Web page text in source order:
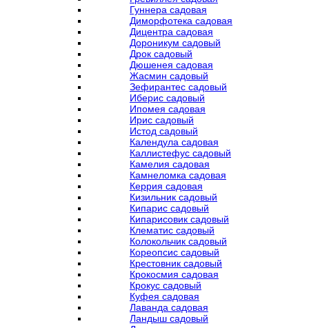
Гуннера садовая
Диморфотека садовая
Дицентра садовая
Дороникум садовый
Дрок садовый
Дюшенея садовая
Жасмин садовый
Зефирантес садовый
Иберис садовый
Ипомея садовая
Ирис садовый
Истод садовый
Календула садовая
Каллистефус садовый
Камелия садовая
Камнеломка садовая
Керрия садовая
Кизильник садовый
Кипарис садовый
Кипарисовик садовый
Клематис садовый
Колокольчик садовый
Кореопсис садовый
Крестовник садовый
Крокосмия садовая
Крокус садовый
Куфея садовая
Лаванда садовая
Ландыш садовый